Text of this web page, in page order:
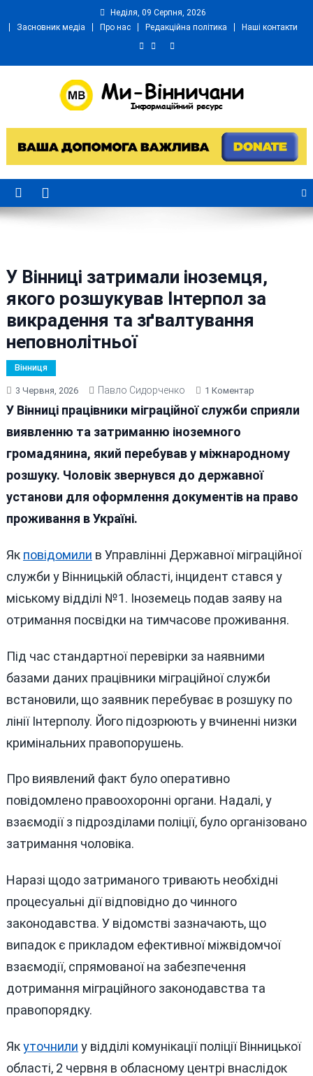
Неділя, 09 Серпня, 2026
Засновник медіа
Про нас Редакційна політика Наші контакти
Ми Вінничани
У Вінниці затримали іноземця,
якого розшукував Інтерпол за
викрадення та зґвалтування
неповнолітньої
Вінниця
3 Червня, 2026 Павло Сидорченко 1 КоментарДо
У
Іноземця,
Якого
Інтерпол
Та
У Вінниці працівники міграційної служби сприяли
виявленню та затриманню іноземного
громадянина, який перебував у міжнародному
розшуку. Чоловік звернувся до державної
установи для оформлення документів на право
проживання в Україні.
Як повідомили в Управлінні Державної міграційної
служби у Вінницькій області, інцидент стався у
міському відділі №1. Іноземець подав заяву на
отримання посвідки на тимчасове проживання.
Під час стандартної перевірки за наявними
базами даних працівники міграційної служби
встановили, що заявник перебуває в розшуку по
лінії Інтерполу. Його підозрюють у вчиненні низки
кримінальних правопорушень.
Про виявлений факт було оперативно
повідомлено правоохоронні органи. Надалі, у
взаємодії з підрозділами поліції, було організовано
затримання чоловіка.
Наразі щодо затриманого тривають необхідні
процесуальні дії відповідно до чинного
законодавства. У відомстві зазначають, що
випадок є прикладом ефективної міжвідомчої
взаємодії, спрямованої на забезпечення
дотримання міграційного законодавства та
правопорядку.
Якуточнили у відділі комунікації поліції Вінницької
області, 2 червня в обласному центрі внаслідок